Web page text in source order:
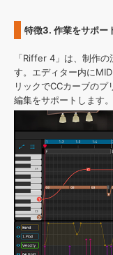
特徴3. 作業をサポー
「Riffer 4」は、制作
す。エディター内に
リックでCCカーブの
編集をサポートします。